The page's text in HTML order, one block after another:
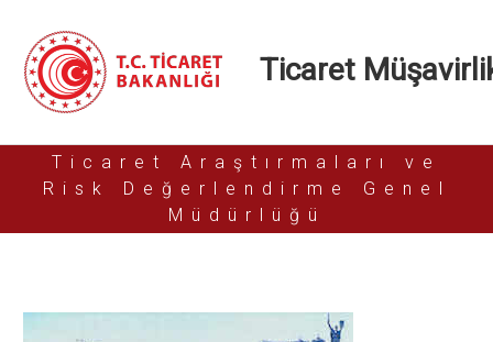
Ticaret
Ticaret Araştırmaları ve
Risk Değerlendirme Genel
Müdürlüğü